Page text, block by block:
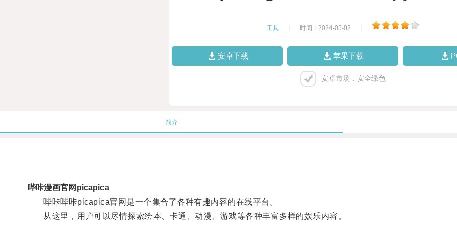
工具 时间：2024-05-02
安卓下载 苹果下载
安卓市场，安全绿色
简介
哔咔漫画官网picapica
哔咔哔咔picapica官网是一个集合了各种有趣内容的在线平台。
从这里，用户可以尽情探索绘本、卡通、动漫、游戏等各种丰富多样的娱乐内容。